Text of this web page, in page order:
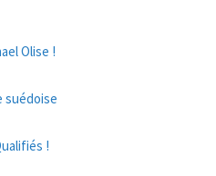
Olise !
suédoise
!